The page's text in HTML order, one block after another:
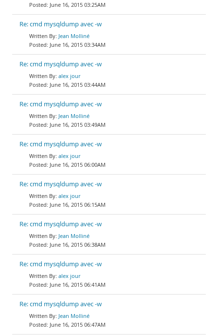
June 16, 2015 03:25AM
Re: cmd mysqldump avec -w
Jean Molliné
June 16, 2015 03:34AM
Re: cmd mysqldump avec -w
alex jour
June 16, 2015 03:44AM
Re: cmd mysqldump avec -w
Jean Molliné
June 16, 2015 03:49AM
Re: cmd mysqldump avec -w
alex jour
June 16, 2015 06:00AM
Re: cmd mysqldump avec -w
alex jour
June 16, 2015 06:15AM
Re: cmd mysqldump avec -w
Jean Molliné
June 16, 2015 06:38AM
Re: cmd mysqldump avec -w
alex jour
June 16, 2015 06:41AM
Re: cmd mysqldump avec -w
Jean Molliné
June 16, 2015 06:47AM